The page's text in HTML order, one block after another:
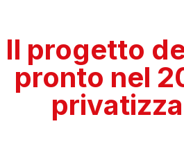
Il progetto
pronto nel